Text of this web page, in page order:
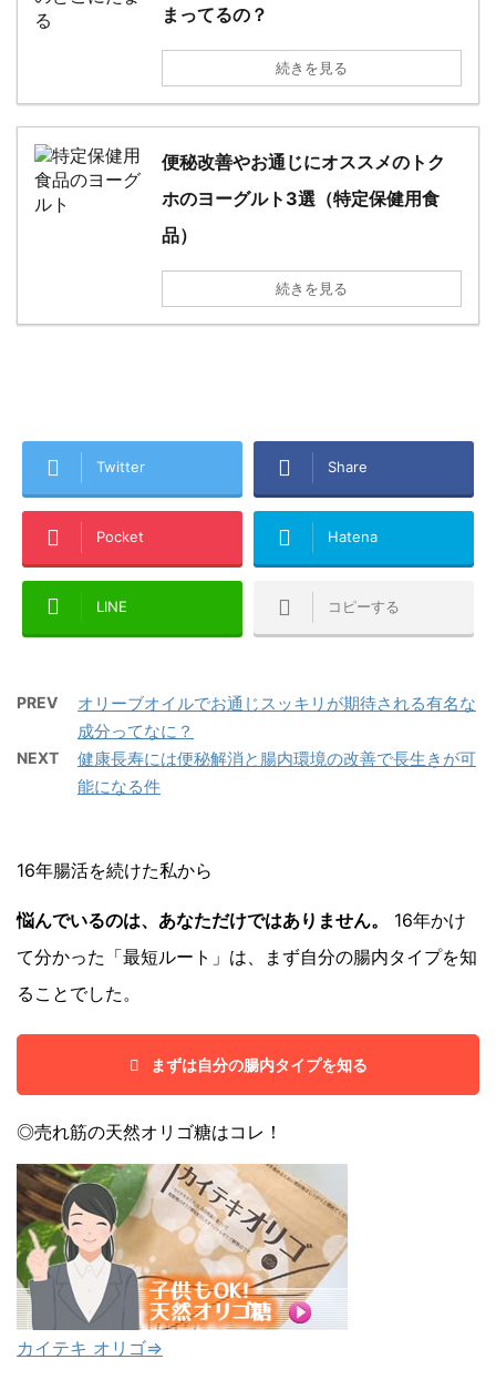
まってるの？
続きを見る
便秘改善やお通じにオススメのトク
ホのヨーグルト3選（特定保健用食
品）
続きを見る
Twitter Share
Pocket Hatena
LINE コピーする
PREV
オリーブオイルでお通じスッキリが期待される有名な
成分ってなに？
NEXT
健康長寿には便秘解消と腸内環境の改善で長生きが可
能になる件
16年腸活を続けた私から
悩んでいるのは、あなただけではありません。
16年かけ
て分かった「最短ルート」は、まず自分の腸内タイプを知
ることでした。
まずは自分の腸内タイプを知る
◎売れ筋の天然オリゴ糖はコレ！
カイテキ オリゴ⇒